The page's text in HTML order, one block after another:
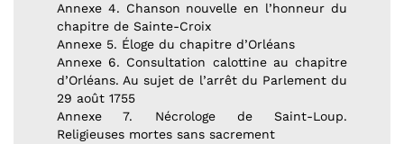
Annexe 4. Chanson nouvelle en l’honneur du
chapitre de Sainte-Croix
Annexe 5. Éloge du chapitre d’Orléans
Annexe 6. Consultation calottine au chapitre
d’Orléans. Au sujet de l’arrêt du Parlement du
29 août 1755
Annexe 7. Nécrologe de Saint-Loup.
Religieuses mortes sans sacrement